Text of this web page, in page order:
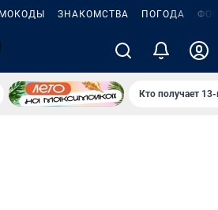
ЗНАКОМСТВА ПОГОДА
Кто получает